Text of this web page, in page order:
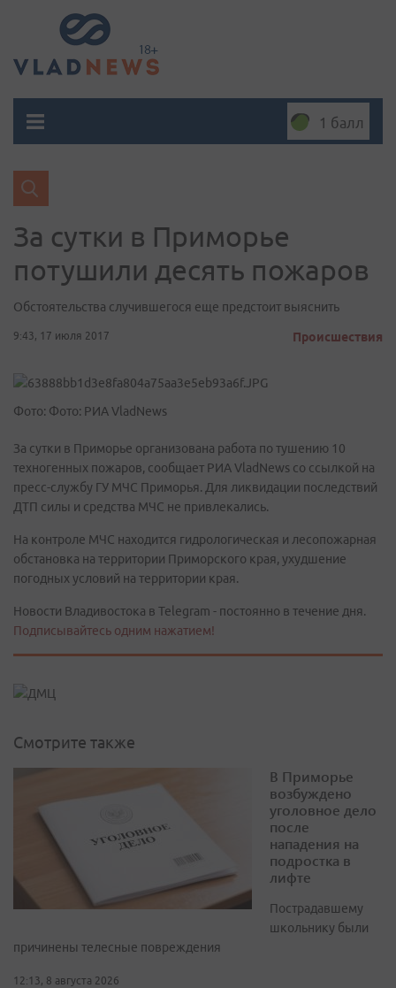
1 балл
За сутки в Приморье
потушили десять пожаров
Обстоятельства случившегося еще предстоит выяснить
9:43, 17 июля 2017 Происшествия
Фото: Фото: РИА VladNews
За сутки в Приморье организована работа по тушению 10
техногенных пожаров, сообщает РИА VladNews со ссылкой на
пресс-службу ГУ МЧС Приморья. Для ликвидации последствий
ДТП силы и средства МЧС не привлекались.
На контроле МЧС находится гидрологическая и лесопожарная
обстановка на территории Приморского края, ухудшение
погодных условий на территории края.
Новости Владивостока в Telegram - постоянно в течение дня.
Подписывайтесь одним нажатием!
Смотрите также
В Приморье
возбуждено
уголовное дело
после
нападения на
подростка в
лифте
Пострадавшему
школьнику были
причинены телесные повреждения
12:13, 8 августа 2026